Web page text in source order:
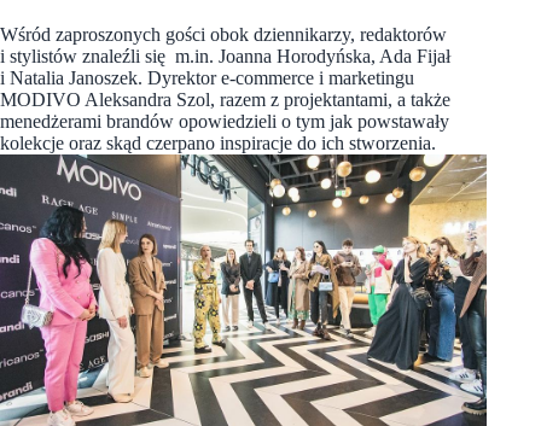
Wśród zaproszonych gości obok dziennikarzy, redaktorów
i stylistów znaleźli się m.in. Joanna Horodyńska, Ada Fijał
i Natalia Janoszek. Dyrektor e-commerce i marketingu
MODIVO Aleksandra Szol, razem z projektantami, a także
menedżerami brandów opowiedzieli o tym jak powstawały
kolekcje oraz skąd czerpano inspiracje do ich stworzenia.